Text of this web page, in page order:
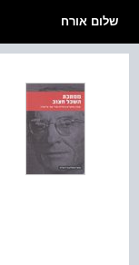
שלום אורח